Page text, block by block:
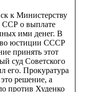
к Министерству
ССР о выплате
ими денег. В
юстиции СССР
принять этот
суд Советского
его. Прокуратура
решение, а
против Худенко